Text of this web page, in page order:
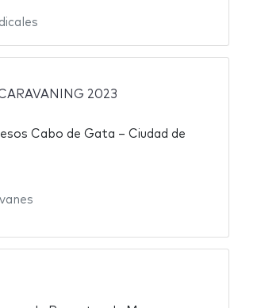
2023
Cabo de Gata – Ciudad de